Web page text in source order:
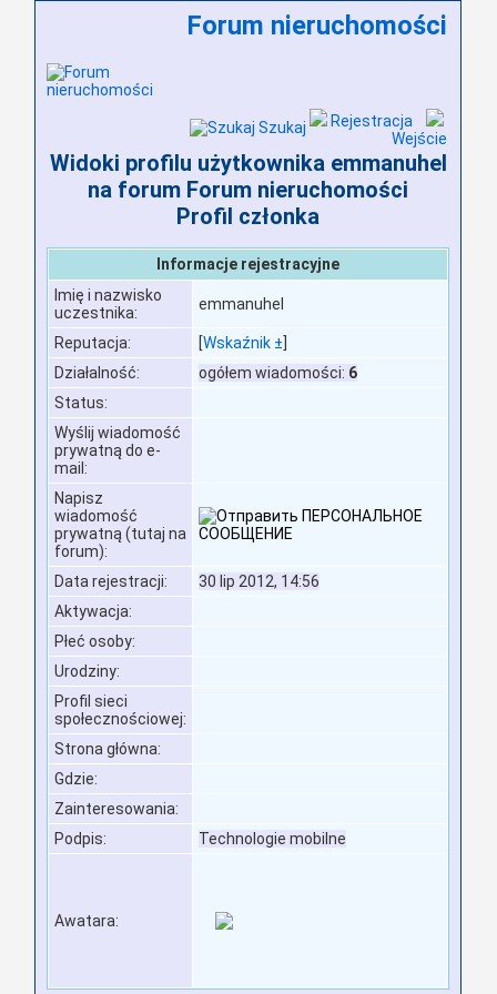
Forum nieruchomości
Szukaj
Rejestracja
Wejście
Widoki profilu użytkownika emmanuhel
na forum Forum nieruchomości
Profil członka
Informacje rejestracyjne
Imię i nazwisko
uczestnika:
emmanuhel
Reputacja: [Wskaźnik ±
Działalność:
ogółem wiadomości: 6
Status:
Wyślij wiadomość
prywatną do e-
mail:
Napisz
wiadomość
prywatną (tutaj na
forum):
Data rejestracji:
30 lip 2012, 14:56
Aktywacja:
Płeć osoby:
Urodziny:
Profil sieci
społecznościowej:
Strona główna:
Gdzie:
Zainteresowania:
Podpis:
Technologie mobilne
Awatara: